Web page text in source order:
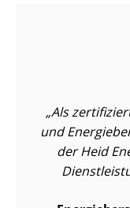
Als
und
der Heid